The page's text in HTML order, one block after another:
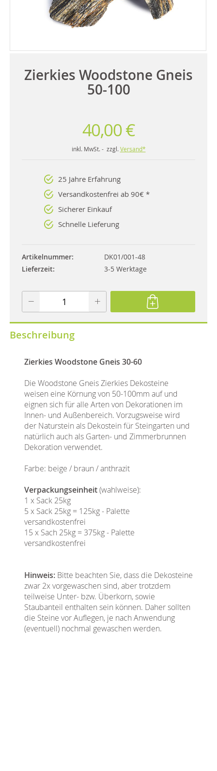
Zierkies Woodstone Gneis
50-100
40,00 €
inkl. MwSt. - zzgl. Versand*
25 Jahre Erfahrung
Versandkostenfrei ab 90€ *
Sicherer Einkauf
Schnelle Lieferung
Artikelnummer
DK01/001-48
Lieferzeit
3-5 Werktage
Beschreibung
Zierkies Woodstone Gneis 30-60
Die Woodstone Gneis Zierkies Dekosteine
weisen eine Körnung von 50-100mm auf und
eignen sich für alle Arten von Dekorationen im
Innen- und Außenbereich. Vorzugsweise wird
der Naturstein als Dekostein für Steingarten und
natürlich auch als Garten- und Zimmerbrunnen
Dekoration verwendet.
Farbe: beige / braun / anthrazit
Verpackungseinheit(wahlweise):
1 x Sack 25kg
5 x Sack 25kg = 125kg - Palette
versandkostenfrei
15 x Sach 25kg = 375kg - Palette
versandkostenfrei
Hinweis: Bitte beachten Sie, dass die Dekosteine
zwar 2x vorgewaschen sind, aber trotzdem
teilweise Unter- bzw. Überkorn, sowie
Staubanteil enthalten sein können. Daher sollten
die Steine vor Auflegen, je nach Anwendung
(eventuell) nochmal gewaschen werden.